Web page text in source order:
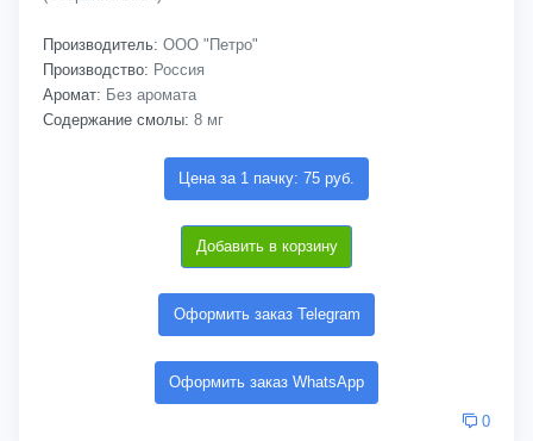
Производитель: ООО "Петро"
Производство: Россия
Аромат: Без аромата
Содержание смолы: 8 мг
Цена за 1 пачку: 75 руб.
Добавить в корзину
Оформить заказ Telegram
Оформить заказ WhatsApp
0